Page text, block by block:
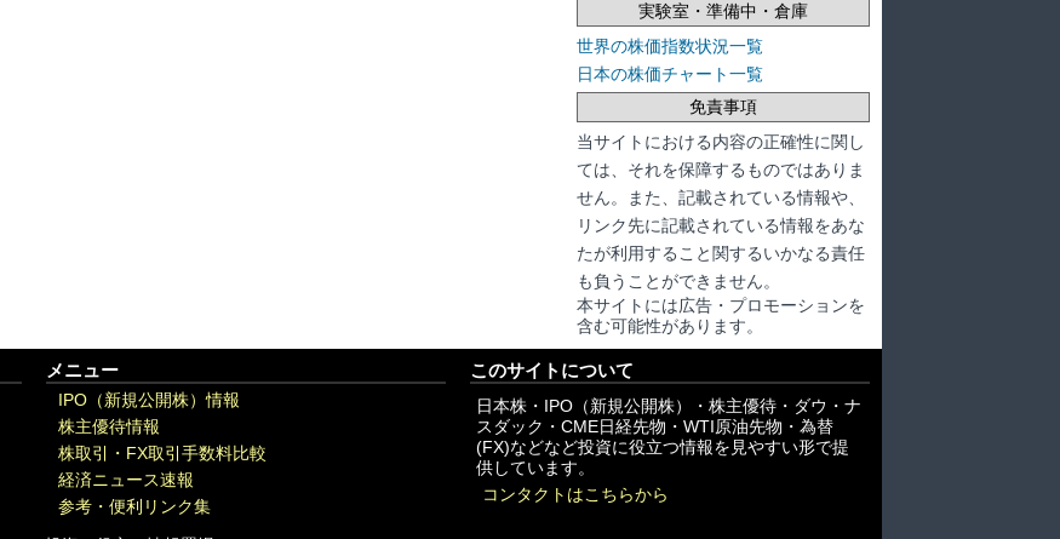
実験室・準備中・倉庫
世界の株価指数状況一覧
日本の株価チャート一覧
免責事項
当サイトにおける内容の正確性に関し
ては、それを保障するものではありま
せん。また、記載されている情報や、
リンク先に記載されている情報をあな
たが利用すること関するいかなる責任
も負うことができません。
本サイトには広告・プロモーションを
含む可能性があります。
メニュー
IPO（新規公開株）情報
株主優待情報
株取引・FX取引手数料比較
経済ニュース速報
参考・便利リンク集
このサイトについて
日本株・IPO（新規公開株）・株主優待・ダウ・ナ
スダック・CME日経先物・WTI原油先物・為替
(FX)などなど投資に役立つ情報を見やすい形で提
供しています。
コンタクトはこちらから